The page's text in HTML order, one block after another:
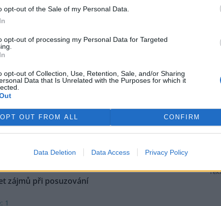
opt-out of the Sale of my Personal Data.
opt-out of processing my Personal Data for Targeted
opt-out of Collection, Use, Retention, Sale, and/or Sharing
Data that Is Unrelated with the Purposes for which it
OPT OUT FROM ALL CONFIRM
Data Deletion Data Access Privacy Policy
podle expertů nevratně
pracích v přírodní
na albánském pobřeží,
vzniknout rozsáhlý hotelový
spojený s rodinou
podle nevládních
škody. Výstavba podle nich
AFP. Proti developerskému
Ivankou a jejím manželem
v Tiraně konají pravidelné
zájmů při posuzování
1